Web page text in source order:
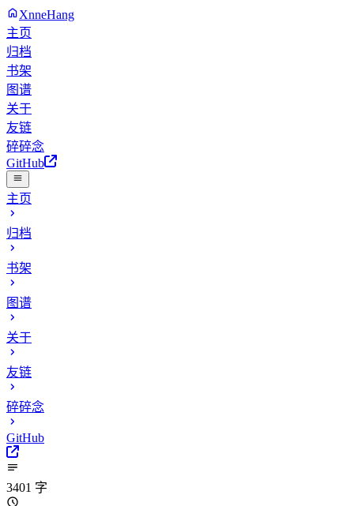
XnneHang
主页
归档
书架
图谱
关于
友链
碎碎念
GitHub
主页
归档
书架
图谱
关于
友链
碎碎念
GitHub
3401 字